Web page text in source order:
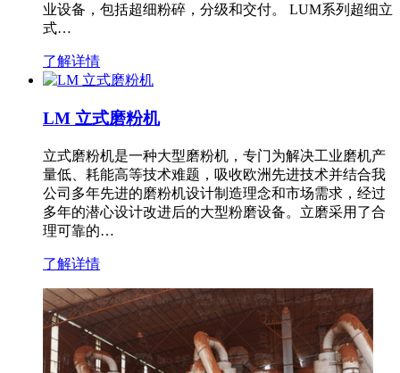
业设备，包括超细粉碎，分级和交付。 LUM系列超细立
式…
了解详情
LM 立式磨粉机
立式磨粉机是一种大型磨粉机，专门为解决工业磨机产
量低、耗能高等技术难题，吸收欧洲先进技术并结合我
公司多年先进的磨粉机设计制造理念和市场需求，经过
多年的潜心设计改进后的大型粉磨设备。立磨采用了合
理可靠的…
了解详情